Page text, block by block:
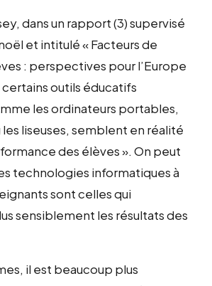
dans un rapport (3) supervisé
et intitulé « Facteurs de
: perspectives pour l’Europe
certains outils éducatifs
les ordinateurs portables,
liseuses, semblent en réalité
des élèves ». On peut
technologies informatiques à
sont celles qui
sensiblement les résultats des
il est beaucoup plus